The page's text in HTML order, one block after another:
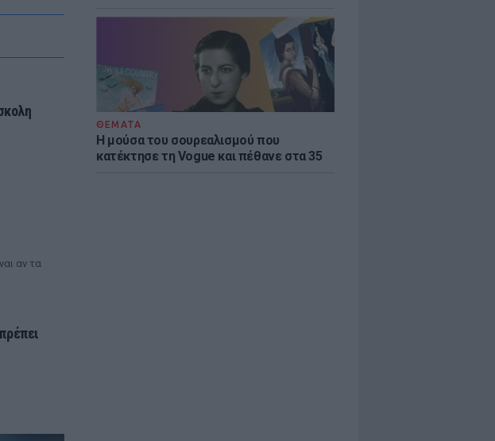
ΘΕΜΑΤΑ
Η μούσα του σουρεαλισμού που
κατέκτησε τη Vogue και πέθανε στα 35
αν τα